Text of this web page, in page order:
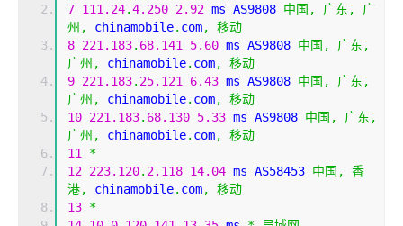
7 111.24.4.250 2.92 ms AS9808 中国, 广东,
广
州,
chinamobile. com,
移动
8 221.183. 68.141 5.60 ms AS9808 中国,
广东,
广州,
chinamobile. com,
移动
9 221.183. 25.121 6.43 ms AS9808 中国,
广东,
广州,
chinamobile. com,
移动
10 221.183. 68.130 5.33 ms AS9808 中国,
广东,
广州,
chinamobile. com,
移动
11
*
12 223.120. 2.118 14.04 ms AS58453 中国,
香
港,
chinamobile. com,
移动
13 *